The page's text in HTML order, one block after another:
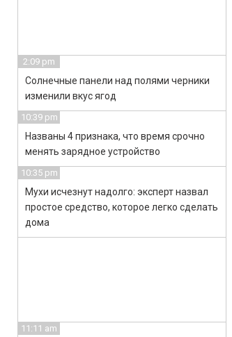
2:09 pm
Солнечные панели над полями черники
изменили вкус ягод
10:39 pm
Названы 4 признака, что время срочно
менять зарядное устройство
10:35 pm
Мухи исчезнут надолго: эксперт назвал
простое средство, которое легко сделать
дома
11:11 am